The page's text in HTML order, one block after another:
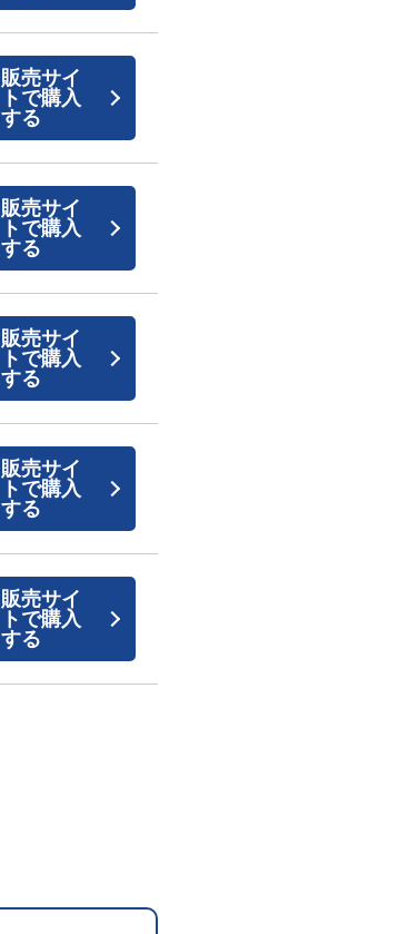
販売サイ
トで購入
する
販売サイ
トで購入
する
販売サイ
トで購入
する
販売サイ
トで購入
する
販売サイ
トで購入
する